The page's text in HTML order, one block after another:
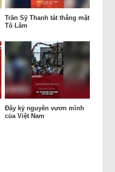
Trần Sỹ Thanh tát thẳng mặt
Tô Lâm
Đây kỷ nguyên vươn mình
của Việt Nam